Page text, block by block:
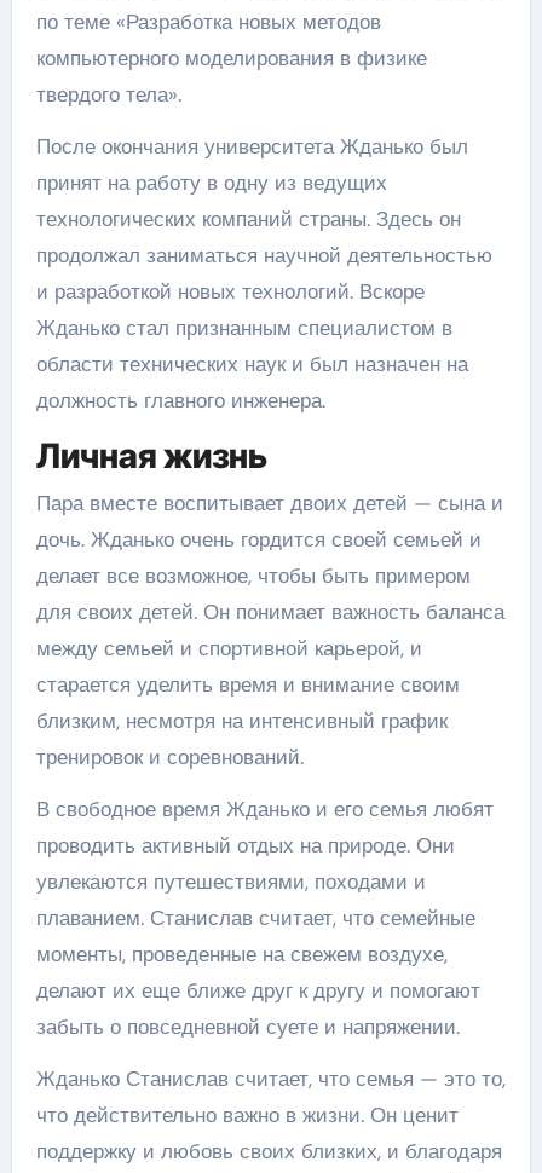
по теме «Разработка новых методов
компьютерного моделирования в физике
твердого тела».
После окончания университета Жданько был
принят на работу в одну из ведущих
технологических компаний страны. Здесь он
продолжал заниматься научной деятельностью
и разработкой новых технологий. Вскоре
Жданько стал признанным специалистом в
области технических наук и был назначен на
должность главного инженера.
Личная жизнь
Пара вместе воспитывает двоих детей — сына и
дочь. Жданько очень гордится своей семьей и
делает все возможное, чтобы быть примером
для своих детей. Он понимает важность баланса
между семьей и спортивной карьерой, и
старается уделить время и внимание своим
близким, несмотря на интенсивный график
тренировок и соревнований.
В свободное время Жданько и его семья любят
проводить активный отдых на природе. Они
увлекаются путешествиями, походами и
плаванием. Станислав считает, что семейные
моменты, проведенные на свежем воздухе,
делают их еще ближе друг к другу и помогают
забыть о повседневной суете и напряжении.
Жданько Станислав считает, что семья — это то,
что действительно важно в жизни. Он ценит
поддержку и любовь своих близких, и благодаря